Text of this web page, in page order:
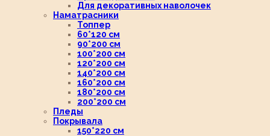
Для декоративных наволочек
Наматрасники
Топпер
60*120 см
90*200 см
100*200 см
120*200 см
140*200 см
160*200 см
180*200 см
200*200 см
Пледы
Покрывала
150*220 см